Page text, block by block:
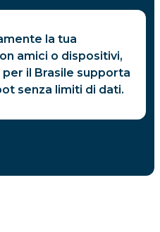
la tua
amici o dispositivi,
per il Brasile supporta
senza limiti di dati.